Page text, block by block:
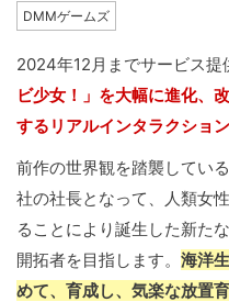
DMMゲームズ
2024年12月までサービス提
ビ少女！」を大幅に進化、
するリアルインタラクショ
前作の世界観を踏襲してい
社の社長となって、人類女
ることにより誕生した新た
開拓者を目指します。 海洋
めて、育成し、気楽な放置